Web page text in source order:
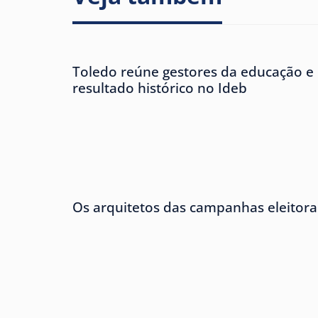
Toledo reúne gestores da educação
resultado histórico no Ideb
Os arquitetos das campanhas